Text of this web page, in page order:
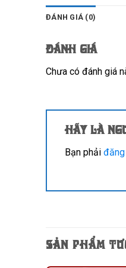
ĐÁNH GIÁ (0)
Đánh giá
Chưa có đánh giá
Hãy là
Bạn phải
SẢN PHẨM